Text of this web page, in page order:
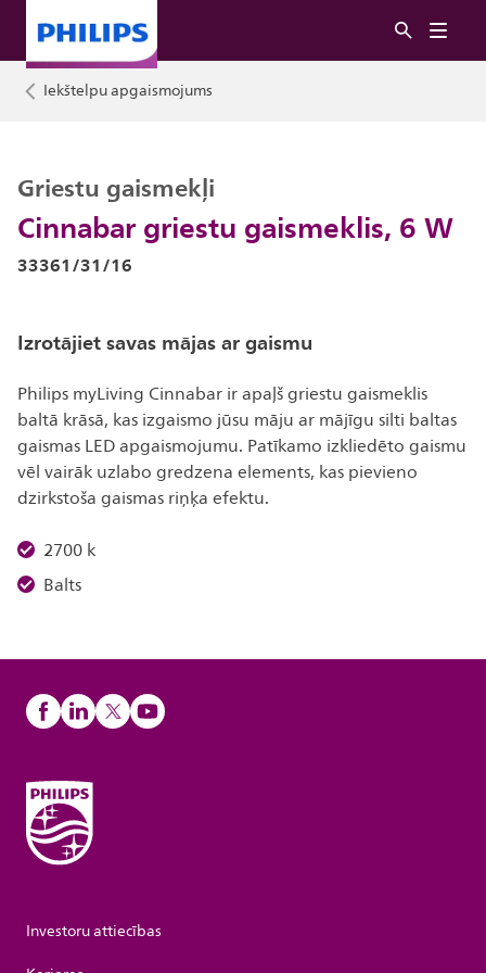
Iekštelpu apgaismojums
Cinnabar griestu gaismeklis, 6 W
Griestu gaismekļi
33361/31/16
Izrotājiet savas mājas ar gaismu
Philips myLiving Cinnabar ir apaļš griestu gaismeklis
baltā krāsā, kas izgaismo jūsu māju ar mājīgu silti baltas
gaismas LED apgaismojumu. Patīkamo izkliedēto gaismu
vēl vairāk uzlabo gredzena elements, kas pievieno
dzirkstoša gaismas riņķa efektu.
2700 k
Balts
Investoru attiecības